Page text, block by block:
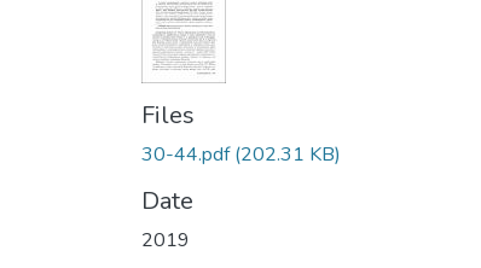
Files
30-44.pdf(202.31 KB)
Date
2019